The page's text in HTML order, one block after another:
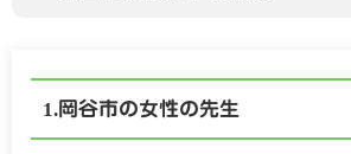
岡谷市の女性の先生